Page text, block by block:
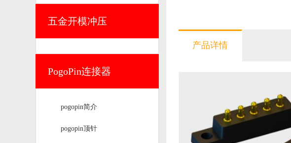
五金开模冲压
PogoPin连接器
pogopin简介
pogopin顶针
产品详情